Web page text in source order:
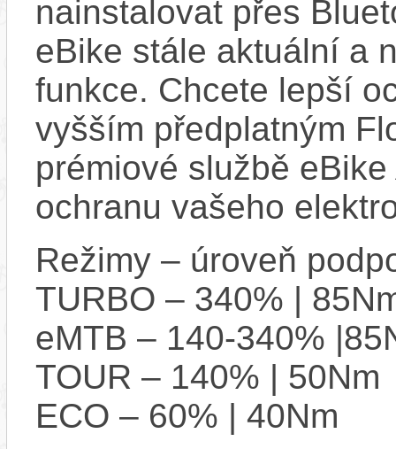
nainstalovat přes
eBike stále aktuální a
funkce. Chcete lepší
vyšším předplatným
prémiové službě
ochranu vašeho
Režimy – úroveň
TURBO – 340% |
eMTB – 140-340%
TOUR – 140% | 50Nm
ECO – 60% | 40Nm